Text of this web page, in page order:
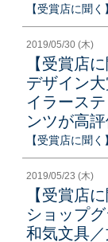
【受賞店に聞く】
2019/05/30 (木)
【受賞店
デザイン
イラース
ンツが高
【受賞店に聞く】
2019/05/23 (木)
【受賞店
ショップ
和気文具